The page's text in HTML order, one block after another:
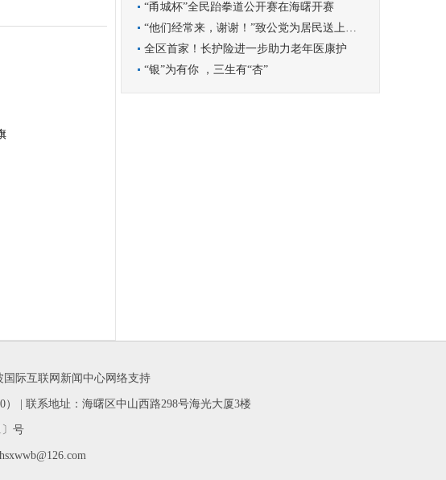
“甬城杯”全民跆拳道公开赛在海曙开赛
“他们经常来，谢谢！”致公党为居民送上暖心服务
全区首家！长护险进一步助力老年医康护
“银”为有你 ，三生有“杏”
际互联网新闻中心网络支持
） | 联系地址：海曙区中山西路298号海光大厦3楼
号